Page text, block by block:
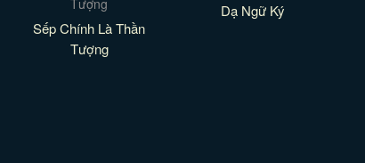
Sếp Chính Là Thần
Tượng
Dạ Ngữ Ký